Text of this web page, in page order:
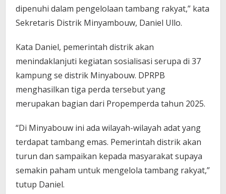
dipenuhi dalam pengelolaan tambang rakyat,” kata
Sekretaris Distrik Minyambouw, Daniel Ullo.
Kata Daniel, pemerintah distrik akan
menindaklanjuti kegiatan sosialisasi serupa di 37
kampung se distrik Minyabouw. DPRPB
menghasilkan tiga perda tersebut yang
merupakan bagian dari Propemperda tahun 2025.
“Di Minyabouw ini ada wilayah-wilayah adat yang
terdapat tambang emas. Pemerintah distrik akan
turun dan sampaikan kepada masyarakat supaya
semakin paham untuk mengelola tambang rakyat,”
tutup Daniel.